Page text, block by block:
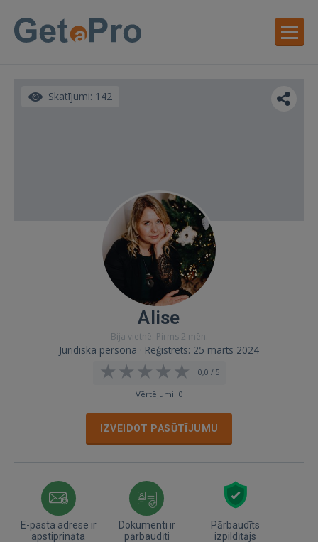
Skatījumi: 142
Alise
Bija vietnē: Pirms 2 mēn.
Juridiska persona · Reģistrēts: 25 marts 2024
0,0 / 5
Vērtējumi: 0
IZVEIDOT PASŪTĪJUMU
E-pasta adrese ir
apstiprināta
Dokumenti ir
pārbaudīti
Pārbaudīts
izpildītājs